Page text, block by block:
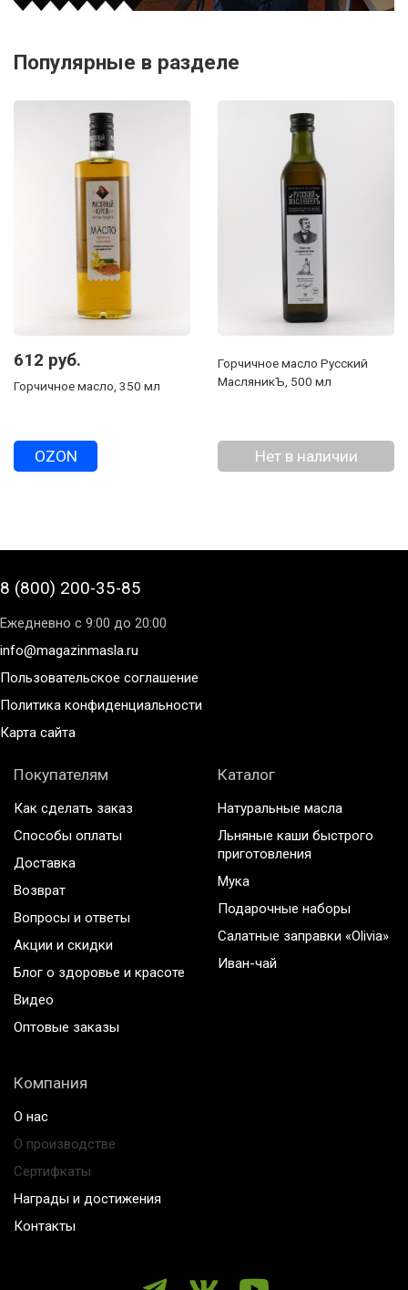
Популярные в разделе
612 руб.
Горчичное масло, 350 мл
OZON
Горчичное масло Русский
МасляникЪ, 500 мл
Нет в наличии
8 (800) 200-35-85
Ежедневно с 9:00 до 20:00
info@magazinmasla.ru
Пользовательское соглашение
Политика конфиденциальности
Карта сайта
Покупателям
Как сделать заказ
Способы оплаты
Доставка
Возврат
Вопросы и ответы
Акции и скидки
Блог о здоровье и красоте
Видео
Оптовые заказы
Каталог
Натуральные масла
Льняные каши быстрого
приготовления
Мука
Подарочные наборы
Салатные заправки «Olivia»
Иван-чай
Компания
О нас
О производстве
Сертифкаты
Награды и достижения
Контакты